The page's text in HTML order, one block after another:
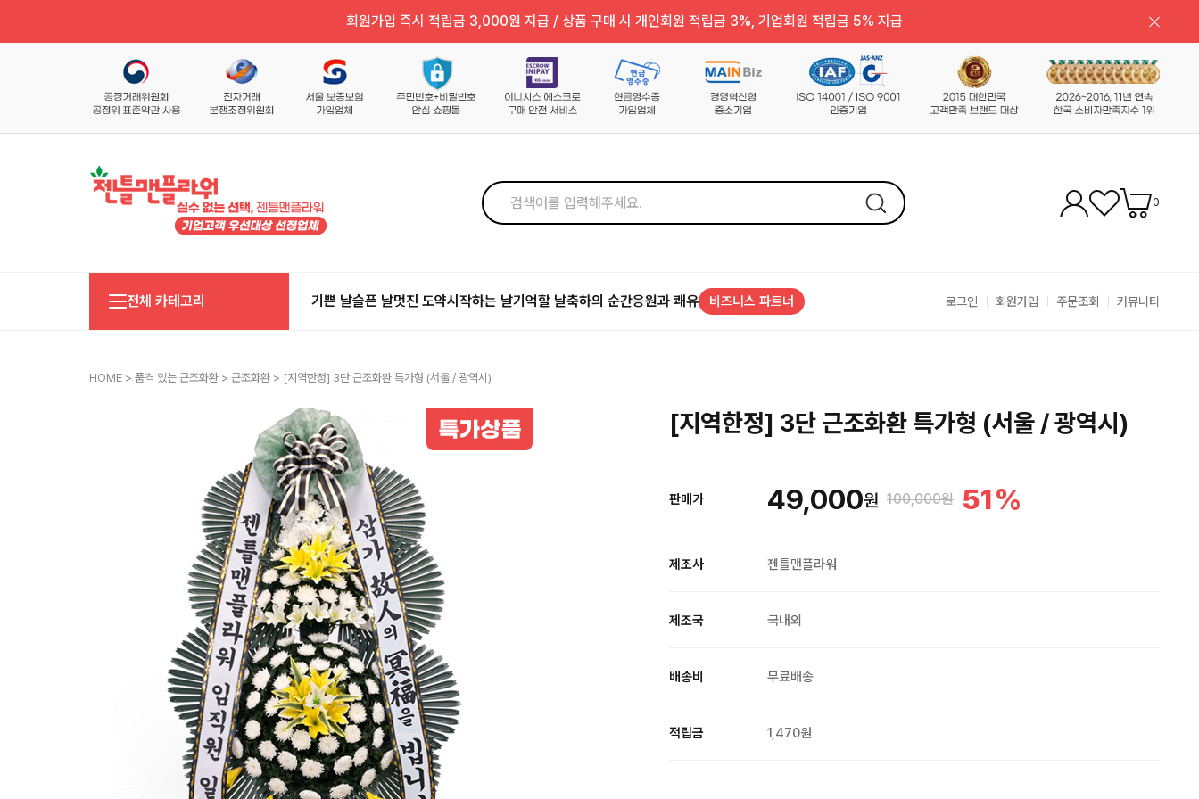
회원가입 즉시 적립금 3,000원 지급 / 상품 구매 시 개인회원 적립금 3%, 기업회원 적립금 5% 지급
0
전체 카테고리 기쁜 날슬픈 날멋진 도약시작하는 날기억할 날축하의 순간응원과 쾌유 비즈니스 파트너 로그인 회원가입 주문조회 커뮤니티
HOME > 품격 있는 근조화환 > 근조화환 > [지역한정] 3단 근조화환 특가형 (서울 / 광역시)
[지역한정] 3단 근조화환 특가형 (서울 / 광역시)
판매가 49,000원 100,000원 51%
제조사 젠틀맨플라워
제조국 국내외
배송비 무료배송
적립금 1,470원